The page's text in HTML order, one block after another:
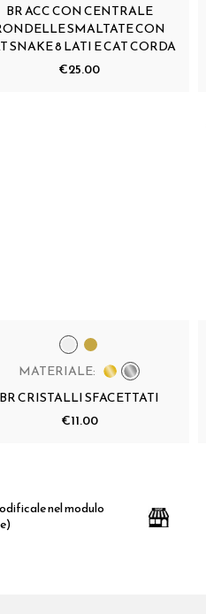
BR ACC CON CENTRALE
SMALTATE CON
SNAKE 8 LATI E CAT CORDA
€25.00
MATERIALE:
BR CRISTALLI SFACETTATI
€11.00
nel modulo